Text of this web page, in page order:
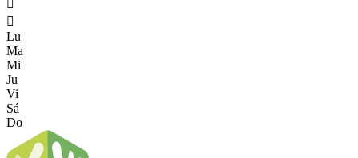

Lu
Ma
Mi
Ju
Vi
Sá
Do